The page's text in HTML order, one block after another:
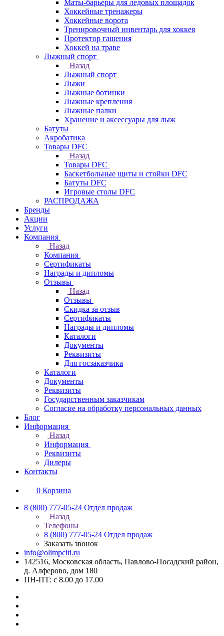
Маты-барьеры для ледовых площадок
Хоккейные тренажеры
Хоккейные ворота
Тренировочный инвентарь для хоккея
Протектор гашения
Хоккей на траве
Лыжный спорт
Назад
Лыжный спорт
Лыжи
Лыжные ботинки
Лыжные крепления
Лыжные палки
Хранение и аксессуары для лыж
Батуты
Акробатика
Товары DFC
Назад
Товары DFC
Баскетбольные щиты и стойки DFC
Батуты DFC
Игровые столы DFC
РАСПРОДАЖА
Бренды
Акции
Услуги
Компания
Назад
Компания
Сертификаты
Награды и дипломы
Отзывы
Назад
Отзывы
Скидка за отзыв
Сертификаты
Награды и дипломы
Каталоги
Документы
Реквизиты
Для госзаказчика
Каталоги
Документы
Реквизиты
Государственным заказчикам
Согласие на обработку персональных данных
Блог
Информация
Назад
Информация
Реквизиты
Дилеры
Контакты
0 Корзина
8 (800) 777-05-24 Отдел продаж
Назад
Телефоны
8 (800) 777-05-24 Отдел продаж
Заказать звонок
info@olimpciti.ru
142516, Московская область, Павлово-Посадский район,
д. Алферово, дом 180
ПН-ПТ: с 8.00 до 17.00